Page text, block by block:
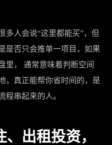
多人会说“这里都能买”，但
是否只会推单一项目，如果
里， 通常意味着判断空间
，真正能帮你省时间的，是
程串起来的人。
出租投资，